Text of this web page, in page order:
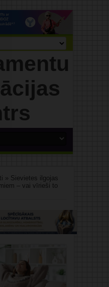
» Sievietes ilgojas
– vai vīrieši to